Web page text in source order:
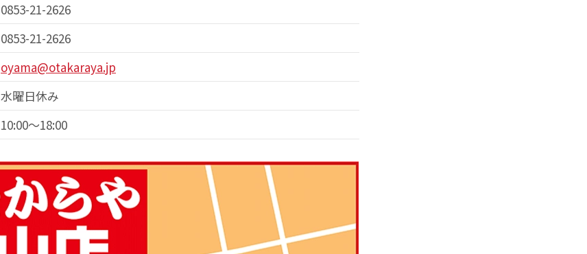
0853-21-2626
0853-21-2626
oyama@otakaraya.jp
水曜日休み
10:00～18:00